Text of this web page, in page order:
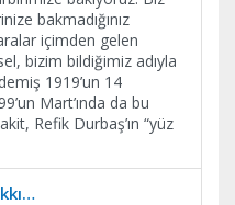
bakmadığınız
içimden gelen
bizim bildiğimiz adıyla
1919’un 14
Mart’ında da bu
Refik Durbaş’ın “yüz